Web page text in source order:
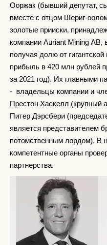
Ооржак (бывший депутат,
вместе с отцом Шериг-
золотые прииски,
компании Auriant Mining
получая долю от
прибыль в 420 млн рублей
за 2021 год). Их главными
- владельцы компании и
Престон Хаскелл (крупный
Питер Дэрсбери
является представителем
потомственным лордом). В
компетентные органы
партнерства.